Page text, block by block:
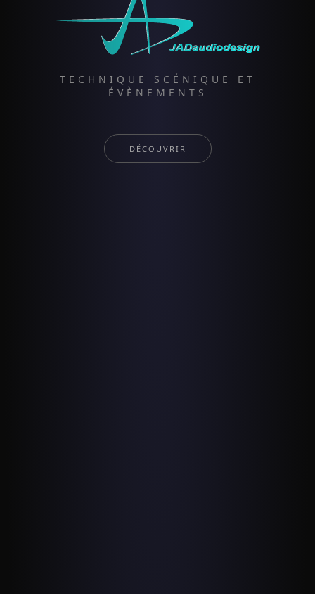
TECHNIQUE SCÉNIQUE ET
ÉVÈNEMENTS
DÉCOUVRIR